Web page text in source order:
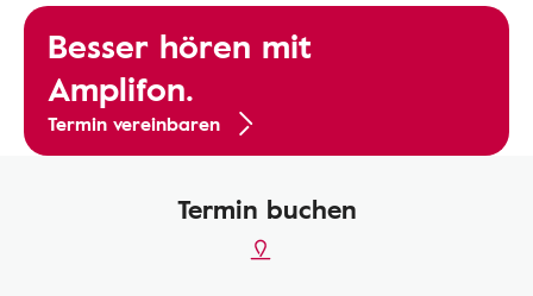
Besser hören mit
Amplifon.
Termin vereinbaren
Termin buchen